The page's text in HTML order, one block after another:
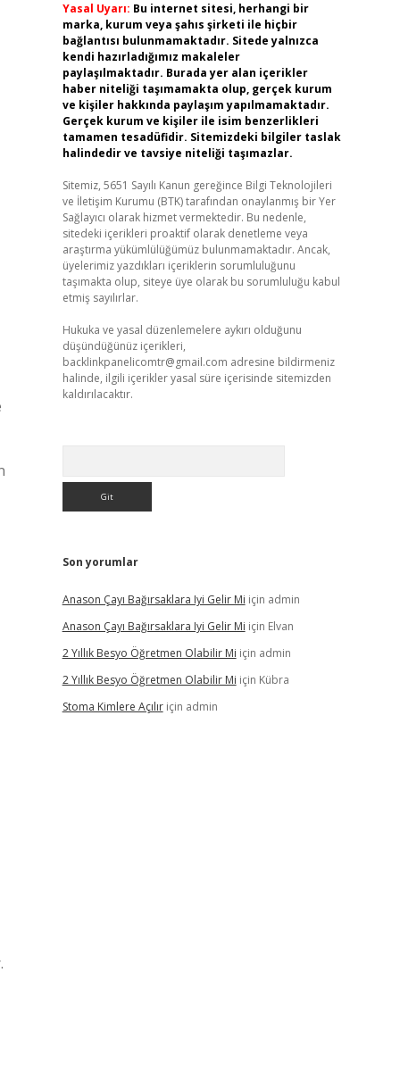
Yasal Uyarı: Bu internet sitesi, herhangi bir
marka, kurum veya şahıs şirketi ile hiçbir
bağlantısı bulunmamaktadır. Sitede yalnızca
kendi hazırladığımız makaleler
paylaşılmaktadır. Burada yer alan içerikler
haber niteliği taşımamakta olup, gerçek kurum
ve kişiler hakkında paylaşım yapılmamaktadır.
Gerçek kurum ve kişiler ile isim benzerlikleri
tamamen tesadüfidir. Sitemizdeki bilgiler taslak
halindedir ve tavsiye niteliği taşımazlar.
Sitemiz, 5651 Sayılı Kanun gereğince Bilgi Teknolojileri
ve İletişim Kurumu (BTK) tarafından onaylanmış bir Yer
Sağlayıcı olarak hizmet vermektedir. Bu nedenle,
sitedeki içerikleri proaktif olarak denetleme veya
araştırma yükümlülüğümüz bulunmamaktadır. Ancak,
üyelerimiz yazdıkları içeriklerin sorumluluğunu
taşımakta olup, siteye üye olarak bu sorumluluğu kabul
etmiş sayılırlar.
Hukuka ve yasal düzenlemelere aykırı olduğunu
düşündüğünüz içerikleri,
backlinkpanelicomtr@gmail.com adresine bildirmeniz
halinde, ilgili içerikler yasal süre içerisinde sitemizden
kaldırılacaktır.
Son yorumlar
Anason Çayı Bağırsaklara Iyi Gelir Mi için admin
Anason Çayı Bağırsaklara Iyi Gelir Mi için Elvan
2 Yıllık Besyo Öğretmen Olabilir Mi için admin
2 Yıllık Besyo Öğretmen Olabilir Mi için Kübra
Stoma Kimlere Açılıriçin admin